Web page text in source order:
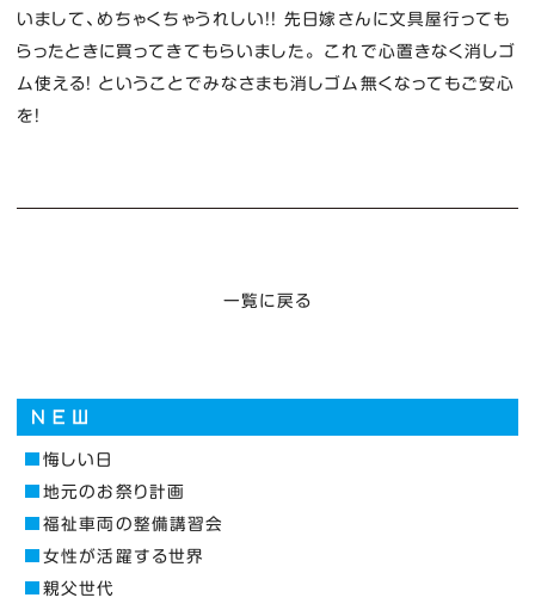
いまして、めちゃくちゃうれしい！！ 先日嫁さんに文具屋行っても
らったときに買ってきてもらいました。 これで心置きなく消しゴ
ム使える！ ということでみなさまも消しゴム無くなってもご安心
を！
一覧に戻る
悔しい日
地元のお祭り計画
福祉車両の整備講習会
女性が活躍する世界
親父世代